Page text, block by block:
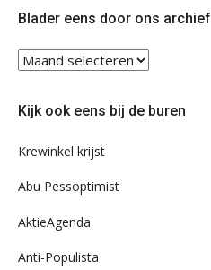
Blader eens door ons archief
Blader
ons
Kijk ook eens bij de buren
Krewinkel krijst
Abu Pessoptimist
AktieAgenda
Anti-Populista